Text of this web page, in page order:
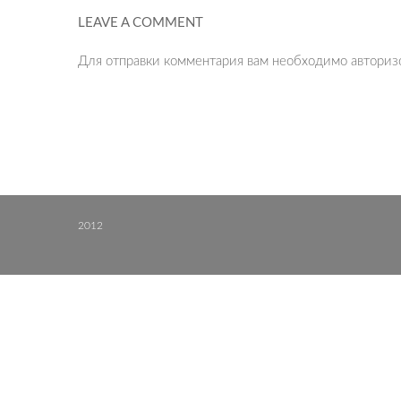
LEAVE A COMMENT
Для отправки комментария вам необходимо
2012